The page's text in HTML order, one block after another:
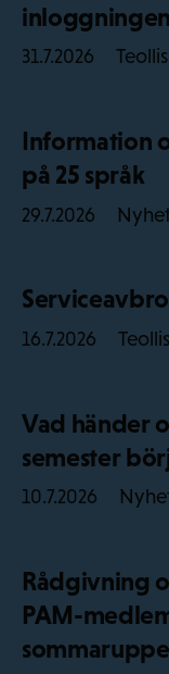
inloggningen
31.7.2026
Information
på 25 språk
29.7.2026
16.7.2026
Vad händer
semester
10.7.2026
Rådgivning
PAM-